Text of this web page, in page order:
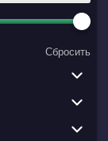
Сбросить